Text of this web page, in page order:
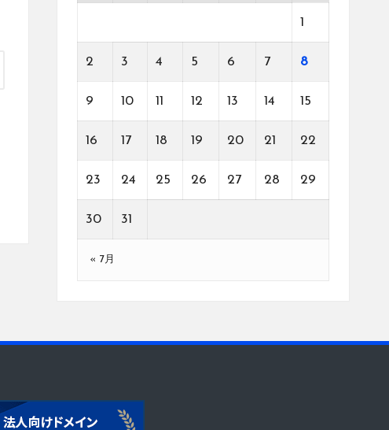
1
2 3 4 5 6 7 8
9 10 11 12 13 14 15
16 17 18 19 20 21 22
23 24 25 26 27 28 29
30 31
« 7月